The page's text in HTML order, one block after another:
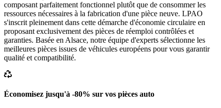
composant parfaitement fonctionnel plutôt que de consommer les
ressources nécessaires à la fabrication d'une pièce neuve. LPAO
s'inscrit pleinement dans cette démarche d'économie circulaire en
proposant exclusivement des pièces de réemploi contrôlées et
garanties. Basée en Alsace, notre équipe d'experts sélectionne les
meilleures pièces issues de véhicules européens pour vous garantir
qualité et compatibilité.
Économisez jusqu'à -80% sur vos pièces auto